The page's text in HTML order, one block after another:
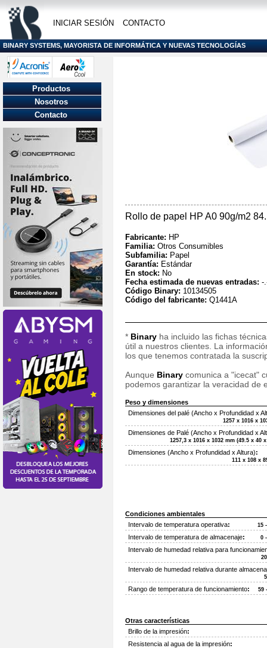
INICIAR SESIÓN CONTACTO
BINARY SYSTEMS, MAYORISTA DE INFORMÁTICA Y NUEVAS TECNOLOGÍAS
Rollo de papel HP A0 90g/m2
Fabricante: HP
Familia: Otros Consumibles
Subfamilia: Papel
Garantía: Estándar
En stock: No
Fecha estimada de nuevas entradas: -
Código Binary: 10134505
Código del fabricante: Q1441A
* Binary ha incluido las fichas
útil a nuestros clientes. La
los que tenemos contratada la
Aunque Binary comunica a "icecat"
podemos garantizar la veracidad de
Peso y dimensiones
Dimensiones del palé (Ancho x Profundidad x
1257 x 1016 x
Dimensiones de Palé (Ancho x Profundidad x
1257,3 x 1016 x 1032 mm (49.5 x 40
Dimensiones (Ancho x Profundidad x Altura):
111 x 108 x
Condiciones ambientales
Intervalo de temperatura operativa: 15
Intervalo de temperatura de almacenaje: 0
Intervalo de humedad relativa para
Intervalo de humedad relativa durante
Rango de temperatura de funcionamiento: 59
Otras características
Brillo de la impresión:
Resistencia al agua de la impresión:
Productos
Nosotros
Contacto